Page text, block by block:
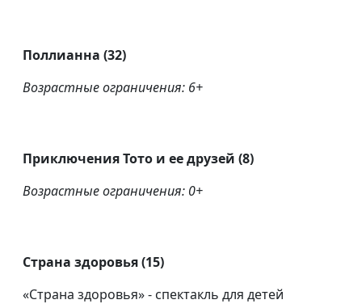
Поллианна (32)
Возрастные ограничения: 6+
Приключения Тото и ее друзей (8)
Возрастные ограничения: 0+
Страна здоровья (15)
«Страна здоровья» - спектакль для детей